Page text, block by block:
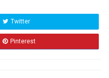
Twitter
Pinterest